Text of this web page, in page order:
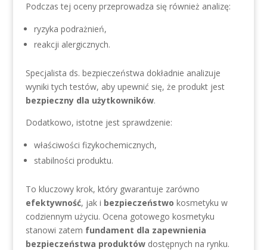
Podczas tej oceny przeprowadza się również analizę:
ryzyka podrażnień,
reakcji alergicznych.
Specjalista ds. bezpieczeństwa dokładnie analizuje
wyniki tych testów, aby upewnić się, że produkt jest
bezpieczny dla użytkowników.
Dodatkowo, istotne jest sprawdzenie:
właściwości fizykochemicznych,
stabilności produktu.
To kluczowy krok, który gwarantuje zarówno
efektywność, jak i bezpieczeństwo kosmetyku w
codziennym użyciu. Ocena gotowego kosmetyku
stanowi zatem fundament dla zapewnienia
bezpieczeństwa produktówdostępnych na rynku.